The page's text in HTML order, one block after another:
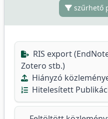
szűrhető
RIS export
Zotero stb.)
Hiányzó
Hitelesített